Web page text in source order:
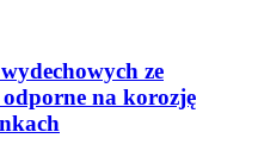
ze
na korozję